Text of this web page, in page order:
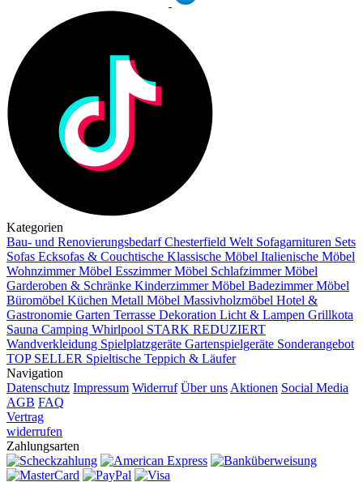
Kategorien
Bau- und RenovierungsbedarfChesterfield Welt Sofagarnituren Sets
Sofas Ecksofas & Couchtische Klassische Möbel Italienische Möbel
Wohnzimmer Möbel Esszimmer Möbel Schlafzimmer Möbel
Garderoben & Schränke Kinderzimmer Möbel Badezimmer Möbel
Büromöbel Küchen Metall Möbel Massivholzmöbel Hotel &
Gastronomie Garten Terrasse Dekoration Licht & Lampen Grillkota
Sauna Camping Whirlpool STARK REDUZIERT
Wandverkleidung Spielplatzgeräte Gartenspielgeräte Sonderangebot
TOP SELLER Spieltische Teppich & Läufer
Navigation
Datenschutz Impressum Widerruf Über uns Aktionen Social Media
AGB FAQ
Vertrag
widerrufen
Zahlungsarten